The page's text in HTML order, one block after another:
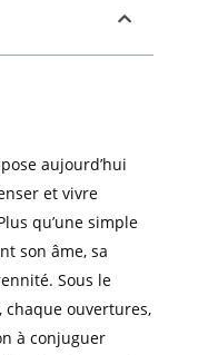
aujourd’hui
et vivre
qu’une simple
son âme, sa
Sous le
ouvertures,
à conjuguer